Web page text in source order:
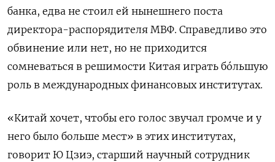
банка, едва не стоил ей нынешнего поста
директора-распорядителя МВФ. Справедливо это
обвинение или нет, но не приходится
сомневаться в решимости Китая играть бóльшую
роль в международных финансовых институтах.
«Китай хочет, чтобы его голос звучал громче и у
него было больше мест» в этих институтах,
говорит Ю Цзиэ, старший научный сотрудник